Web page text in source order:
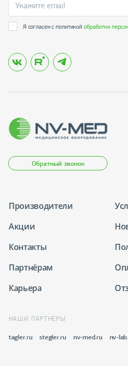
Я согласен с политикойобработки
Обратный звонок
Производители
Акции
Контакты
Партнёрам
Карьера
НАШИ ПАРТНЕРЫ
tagler.ru stegler.ru nv-med.ru nv-